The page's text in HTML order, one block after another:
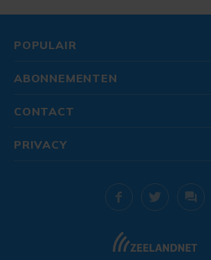
POPULAIR
ABONNEMENTEN
CONTACT
PRIVACY